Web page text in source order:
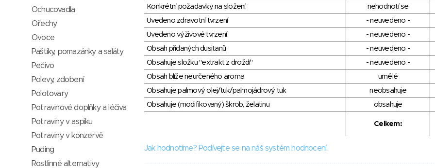
Konkrétní požadavky na složení
nehodnotí se
Uvedeno zdravotní tvrzení
- neuvedeno -
Uvedeno výživové tvrzení
- neuvedeno -
Obsah přidaných dusitanů
- neuvedeno -
Obsahuje složku "extrakt z droždí"
- neuvedeno -
Obsah blíže neurčeného aroma
umělé
Obsahuje palmový olej/tuk/palmojádrový tuk
neobsahuje
Obsahuje (modifikovaný) škrob, želatinu
obsahuje
Celkem:
Jak hodnotíme? Podívejte se na náš systém hodnocení.
Ochucovadla
Ořechy
Ovoce
Paštiky, pomazánky a saláty
Pečivo
Polevy, zdobení
Polotovary
Potravinové doplňky a léčiva
Potraviny v aspiku
Potraviny v konzervě
Puding
Rostlinné alternativy